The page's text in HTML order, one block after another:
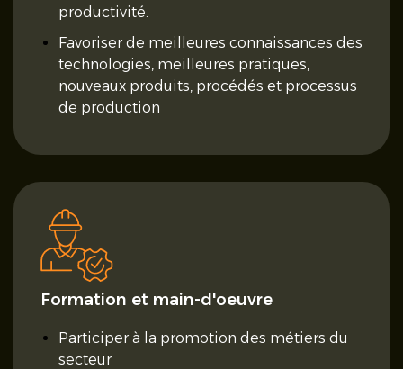
productivité.
Favoriser de meilleures connaissances des
technologies, meilleures pratiques,
nouveaux produits, procédés et processus
de production
Formation et main-d'oeuvre
Participer à la promotion des métiers du
secteur